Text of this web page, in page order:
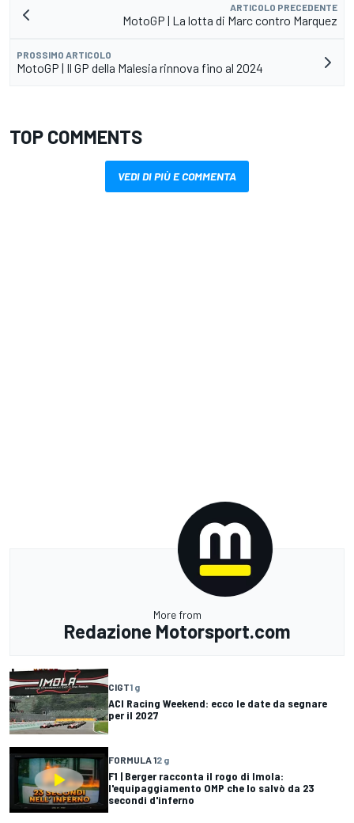
ARTICOLO PRECEDENTE
MotoGP | La lotta di Marc contro Marquez
PROSSIMO ARTICOLO
MotoGP | Il GP della Malesia rinnova fino al 2024
TOP COMMENTS
VEDI DI PIÙ E COMMENTA
More from
Redazione Motorsport.com
CIGT1 g
ACI Racing Weekend: ecco le date da segnare
per il 2027
FORMULA 12 g
F1 | Berger racconta il rogo di Imola:
l'equipaggiamento OMP che lo salvò da 23
secondi d'inferno